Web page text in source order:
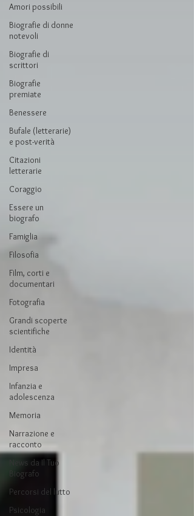
Amori possibili
Biografie di donne
notevoli
Biografie di
scrittori
Biografie
premiate
Benessere
Bufale (letterarie)
e post-verità
Citazioni
letterarie
Coraggio
Essere un
biografo
Famiglia
Filosofia
Film, corti e
documentari
Fotografia
Grandi scoperte
scientifiche
Identità
Impresa
Infanzia e
adolescenza
Memoria
Narrazione e
racconto
News da Il Tuo
Biografo
Percorsi del lutto
Psicologia